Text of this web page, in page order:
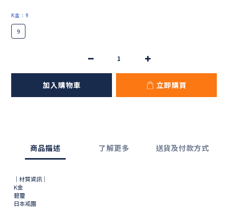
K金 : 9
9
加入購物車 立即購買
商品描述 了解更多 送貨及付款方式
｜材質資訊｜
K金
碧璽
日本戒圍